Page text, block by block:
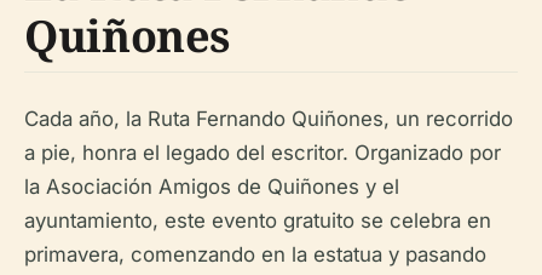
Quiñones
Cada año, la Ruta Fernando Quiñones, un recorrido
a pie, honra el legado del escritor. Organizado por
la Asociación Amigos de Quiñones y el
ayuntamiento, este evento gratuito se celebra en
primavera, comenzando en la estatua y pasando